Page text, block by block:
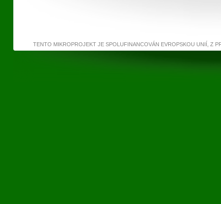
TENTO MIKROPROJEKT JE SPOLUFINANCOVÁN EVROPSKOU UNIÍ, Z